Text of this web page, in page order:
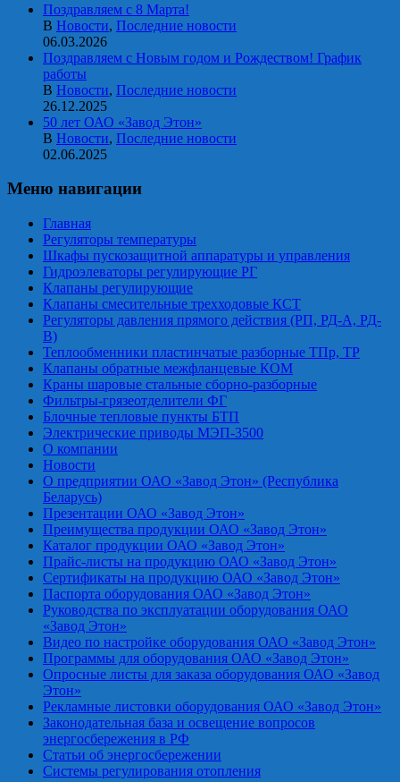
Поздравляем с 8 Марта!
В Новости, Последние новости
06.03.2026
Поздравляем с Новым годом и Рождеством! График
работы
В Новости, Последние новости
26.12.2025
50 лет ОАО «Завод Этон»
В Новости, Последние новости
02.06.2025
Меню навигации
Главная
Регуляторы температуры
Шкафы пускозащитной аппаратуры и управления
Гидроэлеваторы регулирующие РГ
Клапаны регулирующие
Клапаны смесительные трехходовые КСТ
Регуляторы давления прямого действия (РП, РД-А, РД-
В)
Теплообменники пластинчатые разборные ТПр, ТР
Клапаны обратные межфланцевые КОМ
Краны шаровые стальные сборно-разборные
Фильтры-грязеотделители ФГ
Блочные тепловые пункты БТП
Электрические приводы МЭП-3500
О компании
Новости
О предприятии ОАО «Завод Этон» (Республика
Беларусь)
Презентации ОАО «Завод Этон»
Преимущества продукции ОАО «Завод Этон»
Каталог продукции ОАО «Завод Этон»
Прайс-листы на продукцию ОАО «Завод Этон»
Сертификаты на продукцию ОАО «Завод Этон»
Паспорта оборудования ОАО «Завод Этон»
Руководства по эксплуатации оборудования ОАО
«Завод Этон»
Видео по настройке оборудования ОАО «Завод Этон»
Программы для оборудования ОАО «Завод Этон»
Опросные листы для заказа оборудования ОАО «Завод
Этон»
Рекламные листовки оборудования ОАО «Завод Этон»
Законодательная база и освещение вопросов
энергосбережения в РФ
Статьи об энергосбережении
Системы регулирования отопления